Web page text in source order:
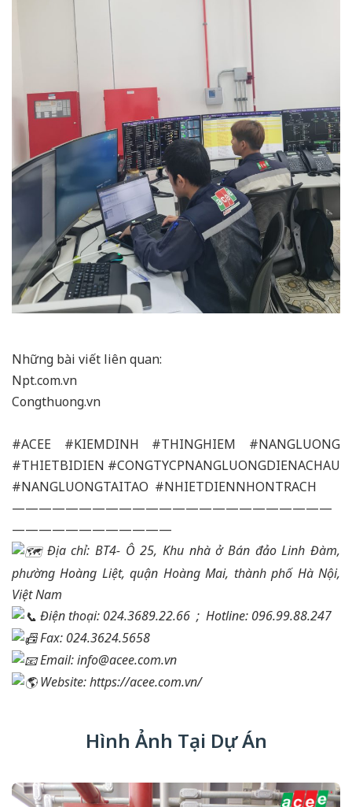
Những bài viết liên quan:
Npt.com.vn
Congthuong.vn
#ACEE #KIEMDINH #THINGHIEM
#NANGLUONG
#THIETBIDIEN #CONGTYCPNANGLUONGDIENACHAU
#NANGLUONGTAITAO #NHIETDIENNHONTRACH
————————————————————————
————————————
Địa chỉ: BT4- Ô 25, Khu nhà ở Bán đảo Linh Đàm,
phường Hoàng Liệt, quận Hoàng Mai, thành phố Hà Nội,
Việt Nam
Điện thoại: 024.3689.22.66 ; Hotline: 096.99.88.247
Fax: 024.3624.5658
Email: info@acee.com.vn
Website:https://acee.com.vn/
Hình Ảnh Tại Dự Án